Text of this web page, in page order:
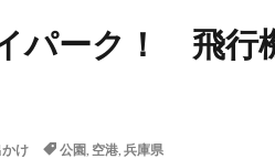
パーク！ 飛行
け 公園, 空港, 兵庫県
神戸 GDPR
kodomoe